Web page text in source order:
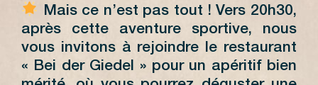
Mais ce n’est pas tout ! Vers 20h30,
après cette aventure sportive, nous
vous invitons à rejoindre le restaurant
« Bei der Giedel » pour un apéritif bien